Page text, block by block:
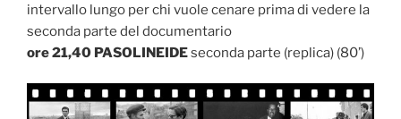
intervallo lungo per chi vuole cenare prima di vedere la
seconda parte del documentario
ore 21,40 PASOLINEIDEseconda parte (replica) (80’)